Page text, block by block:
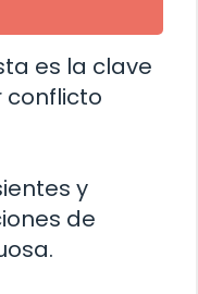
es la clave
conflicto
y
de